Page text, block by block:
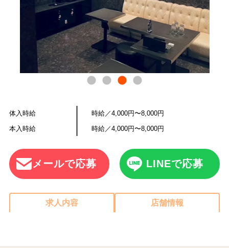
体入時給
時給／4,000円〜8,000円
本入時給
時給／4,000円〜8,000円
メールで応募 LINEで応募
求人内容 店舗情報